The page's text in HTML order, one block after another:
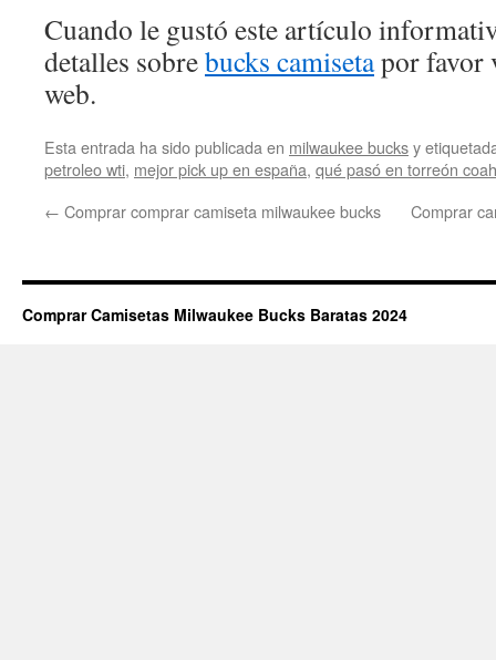
Cuando le gustó este artículo
detalles sobrebucks camisetapor favor
web.
Esta entrada ha sido publicada en milwaukee bucksy
petroleo wti, mejor pick up en españa, qué pasó en torreón
← Comprar comprar camiseta milwaukee bucks Comprar
Comprar Camisetas Milwaukee Bucks Baratas 2024